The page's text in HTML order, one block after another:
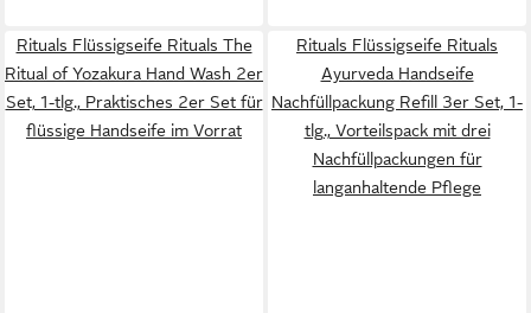
Rituals Flüssigseife Rituals The
Ritual of Yozakura Hand Wash 2er
Set, 1-tlg., Praktisches 2er Set für
flüssige Handseife im Vorrat
Rituals Flüssigseife Rituals
Ayurveda Handseife
Nachfüllpackung Refill 3er Set, 1-
tlg., Vorteilspack mit drei
Nachfüllpackungen für
langanhaltende Pflege